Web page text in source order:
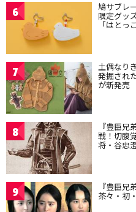
6 鳩サブレ
限定グッ
「はとっ
7 土偶なり
発掘され
が新発売
8 『豊臣
戦！切腹
将・谷忠
9 『豊臣兄
茶々・初